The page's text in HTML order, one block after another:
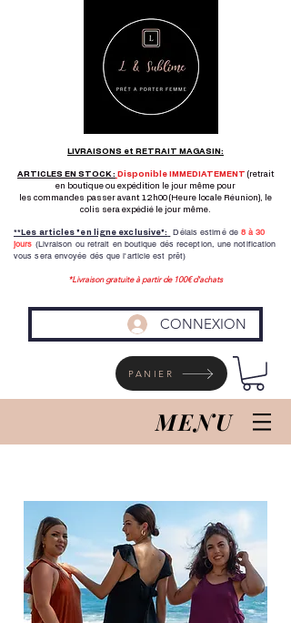
LIVRAISONS et RETRAIT MAGASIN:
ARTICLES EN STOCK : Disponible IMMEDIATEMENT (retrait
en boutique ou expédition le jour même pour
les commandes passer avant 12h00 (Heure locale Réunion), le
colis sera expédié le jour même.
**Les articles "en ligne exclusive": Délais estimé de 8 à 30
jours (Livraison ou retrait en boutique dés reception, une notification
vous sera envoyée dés que l'article est prêt)
*Livraison gratuite à partir de 100€ d'achats
CONNEXION
PANIER
MENU